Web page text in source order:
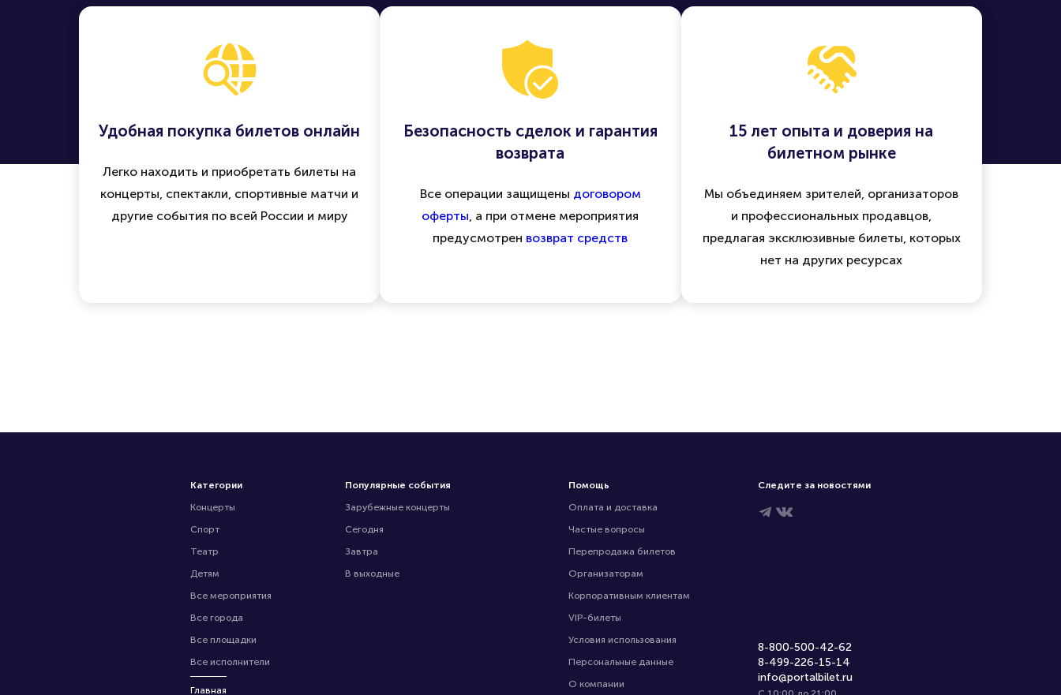
Удобная покупка билетов онлайн
Легко находить и приобретать билеты на
концерты, спектакли, спортивные матчи и
другие события по всей России и миру
Безопасность сделок и гарантия
возврата
Все операции защищены договором
оферты , а при отмене мероприятия
предусмотрен возврат средств
15 лет опыта и доверия на
билетном рынке
Мы объединяем зрителей, организаторов
и профессиональных продавцов,
предлагая эксклюзивные билеты, которых
нет на других ресурсах
Категории
Концерты
Спорт
Театр
Детям
Все мероприятия
Все города
Все площадки
Все исполнители
Главная
Популярные события
Зарубежные концерты
Сегодня
Завтра
В выходные
Помощь
Оплата и доставка
Частые вопросы
Перепродажа билетов
Организаторам
Корпоративным клиентам
VIP-билеты
Условия использования
Персональные данные
О компании
Следите за новостями
8-800-500-42-62
8-499-226-15-14
info@portalbilet.ru